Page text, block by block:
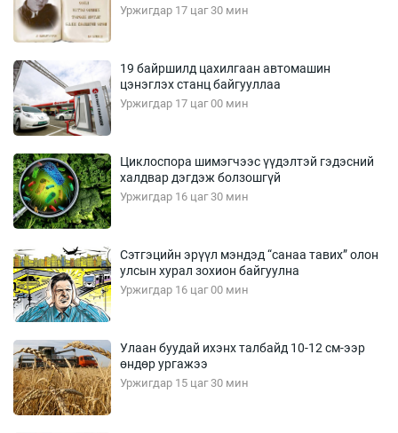
Уржигдар 17 цаг 30 мин
19 байршилд цахилгаан автомашин
цэнэглэх станц байгууллаа
Уржигдар 17 цаг 00 мин
Циклоспора шимэгчээс үүдэлтэй гэдэсний
халдвар дэгдэж болзошгүй
Уржигдар 16 цаг 30 мин
Сэтгэцийн эрүүл мэндэд “санаа тавих” олон
улсын хурал зохион байгуулна
Уржигдар 16 цаг 00 мин
Улаан буудай ихэнх талбайд 10-12 см-ээр
өндөр ургажээ
Уржигдар 15 цаг 30 мин